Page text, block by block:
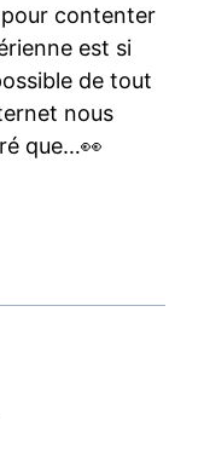
contenter
est si
de tout
nous
que…👀